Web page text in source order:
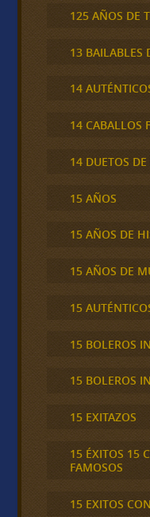
125 AÑOS DE
13 BAILABLES
14
14 CABALLOS
14 DUETOS
15 AÑOS
15 AÑOS DE
15 AÑOS DE
15
15 BOLEROS
15 BOLEROS
15 EXITAZOS
15 ÉXITOS 15
FAMOSOS
15 EXITOS